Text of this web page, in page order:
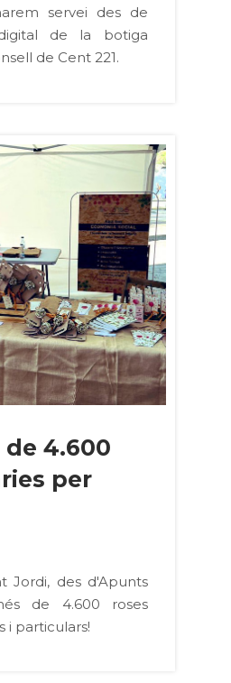
servei des de
de la botiga
de Cent 221.
4.600
per
Jordi, des d'Apunts
de 4.600 roses
i particulars!